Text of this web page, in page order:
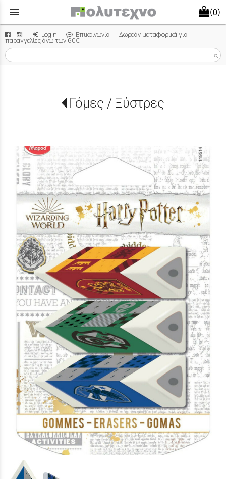
menu (0)
| Login | Επικοινωνία | Δωρεάν μεταφορικά για
παραγγελίες άνω των 60€
search
Γόμες / Ξύστρες